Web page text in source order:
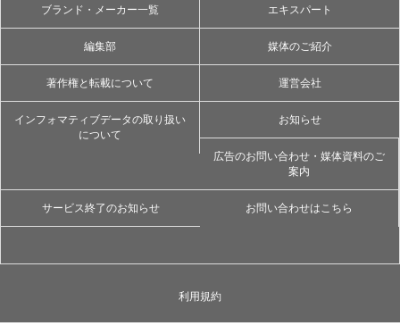
ブランド・メーカー一覧 エキスパート
編集部 媒体のご紹介
著作権と転載について 運営会社
インフォマティブデータの取り扱い
について
お知らせ
広告のお問い合わせ・媒体資料のご
案内
サービス終了のお知らせ お問い合わせはこちら
利用規約